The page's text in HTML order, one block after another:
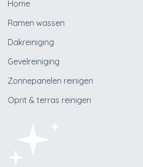
Home
Ramen wassen
Dakreiniging
Gevelreiniging
Zonnepanelen reinigen
Oprit & terras reinigen